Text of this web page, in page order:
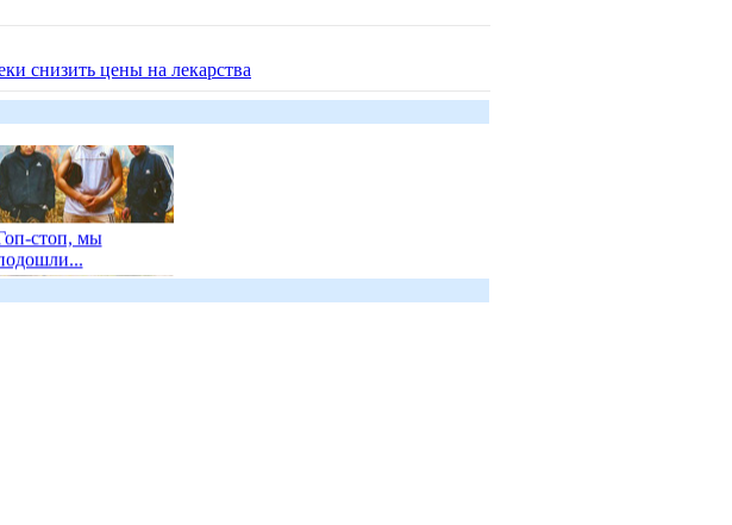
снизить цены на лекарства
стоп, мы